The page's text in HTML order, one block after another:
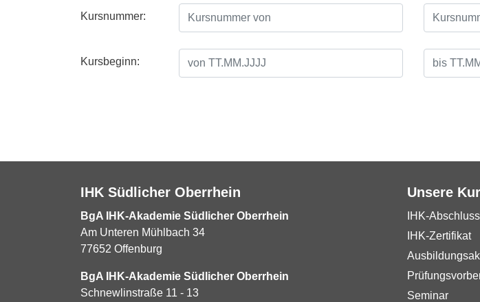
Kursnummer:
Kursbeginn:
IHK Südlicher Oberrhein
BgA IHK-Akademie Südlicher Oberrhein
Am Unteren Mühlbach 34
77652 Offenburg
BgA IHK-Akademie Südlicher Oberrhein
Schnewlinstraße 11 - 13
Unsere
IHK-Abschluss
IHK-Zertifikat
Seminar